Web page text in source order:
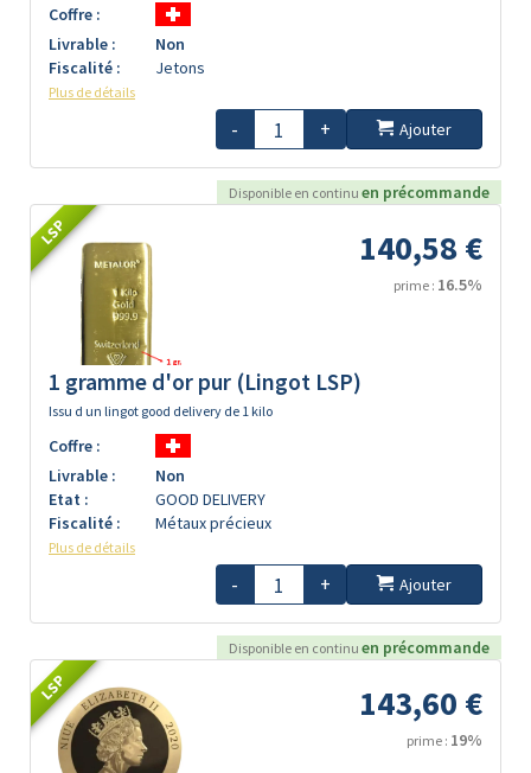
Coffre :
Livrable :
Non
Fiscalité :
Jetons
Plus de détails
- + Ajouter
Disponible en continu en précommande
LSP 140,58 €
prime : 16.5%
1 gramme d'or pur (Lingot LSP)
Issu d un lingot good delivery de 1 kilo
Coffre :
Livrable :
Non
Etat :
GOOD DELIVERY
Fiscalité :
Métaux précieux
Plus de détails
- + Ajouter
Disponible en continu en précommande
LSP 143,60 €
prime : 19%